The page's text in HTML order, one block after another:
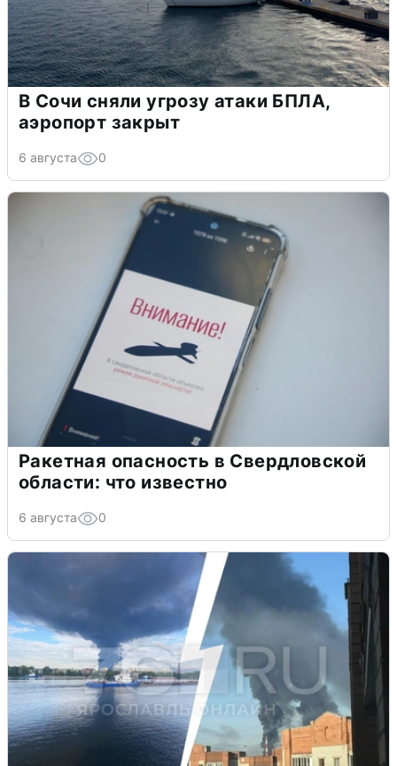
В Сочи сняли угрозу атаки БПЛА,
аэропорт закрыт
6 августа 0
Ракетная опасность в Свердловской
области: что известно
6 августа 0